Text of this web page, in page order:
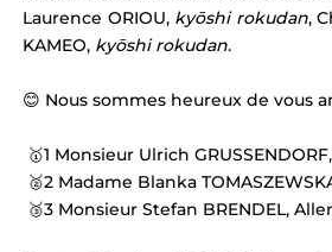
Laurence ORIOU, kyōshi rokudan,
KAMEO, kyōshi rokudan.
😊 Nous sommes heureux de vous
🥇1 Monsieur Ulrich
🥈2 Madame Blanka
🥉3 Monsieur Stefan BRENDEL,